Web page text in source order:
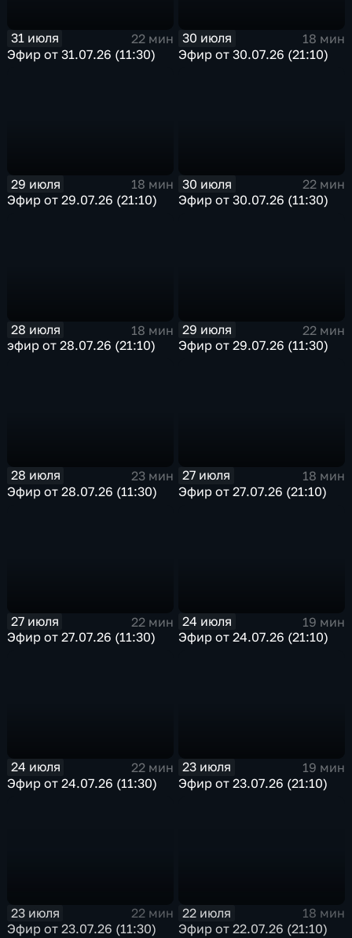
31 июля
22 мин
Эфир от 31.07.26 (11:30)
30 июля
18 мин
Эфир от 30.07.26 (21:10)
29 июля
18 мин
Эфир от 29.07.26 (21:10)
30 июля
22 мин
Эфир от 30.07.26 (11:30)
28 июля
18 мин
эфир от 28.07.26 (21:10)
29 июля
22 мин
Эфир от 29.07.26 (11:30)
28 июля
23 мин
Эфир от 28.07.26 (11:30)
27 июля
18 мин
Эфир от 27.07.26 (21:10)
27 июля
22 мин
Эфир от 27.07.26 (11:30)
24 июля
19 мин
Эфир от 24.07.26 (21:10)
24 июля
22 мин
Эфир от 24.07.26 (11:30)
23 июля
19 мин
Эфир от 23.07.26 (21:10)
23 июля
22 мин
Эфир от 23.07.26 (11:30)
22 июля
18 мин
Эфир от 22.07.26 (21:10)